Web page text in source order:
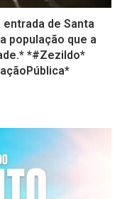
de Santa
população que a
*#Zezildo*